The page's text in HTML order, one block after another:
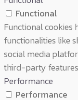
Functional
Functional
functionalities like
social media
third-party
Performance
Performance